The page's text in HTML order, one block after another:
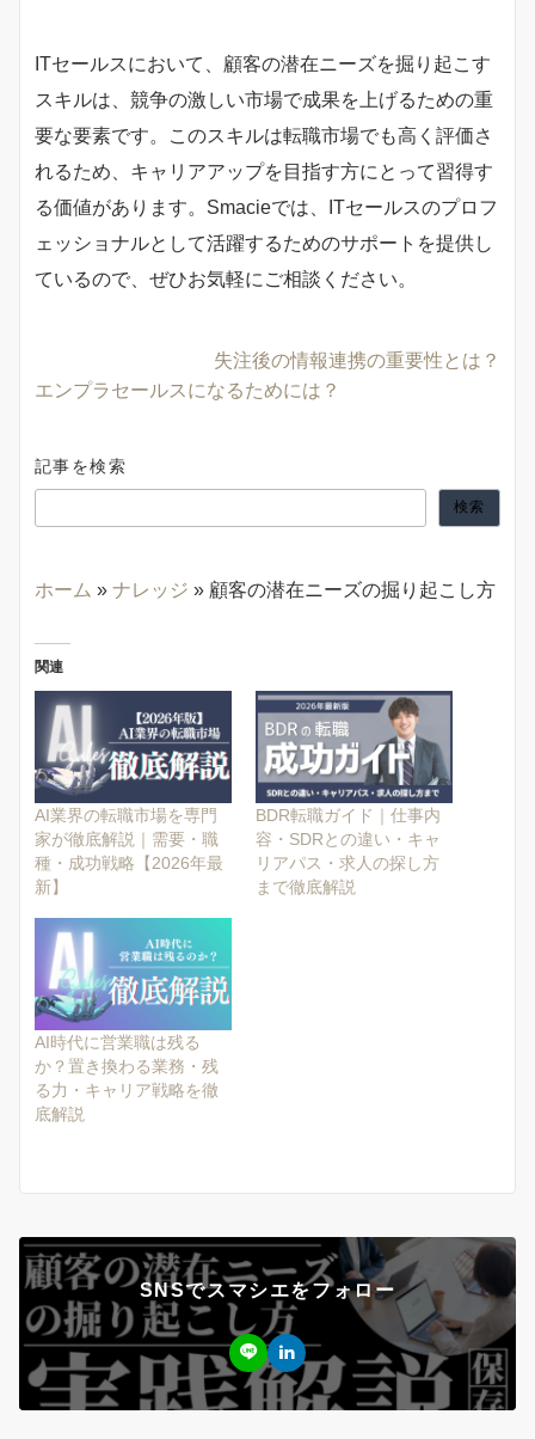
ITセールスにおいて、顧客の潜在ニーズを掘り起こす
スキルは、競争の激しい市場で成果を上げるための重
要な要素です。このスキルは転職市場でも高く評価さ
れるため、キャリアアップを目指す方にとって習得す
る価値があります。Smacieでは、ITセールスのプロフ
ェッショナルとして活躍するためのサポートを提供し
ているので、ぜひお気軽にご相談ください。
失注後の情報連携の重要性とは？
エンプラセールスになるためには？
記事を検索
検索
ホーム » ナレッジ » 顧客の潜在ニーズの掘り起こし方
関連
AI業界の転職市場を専門
家が徹底解説｜需要・職
種・成功戦略【2026年最
新】
BDR転職ガイド｜仕事内
容・SDRとの違い・キャ
リアパス・求人の探し方
まで徹底解説
AI時代に営業職は残る
か？置き換わる業務・残
る力・キャリア戦略を徹
底解説
SNSでスマシエをフォロー